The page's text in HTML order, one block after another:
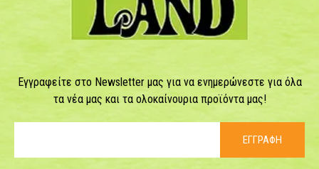
Εγγραφείτε στο Newsletter μας για να ενημερώνεστε για όλα
τα νέα μας και τα ολοκαίνουρια προϊόντα μας!
ΕΓΓΡΑΦΗ